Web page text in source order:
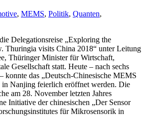
, MEMS, Politik, Quanten,
Delegationsreise „Exploring the
Thuringia visits China 2018“ unter Leitung
Thüringer Minister für Wirtschaft,
Gesellschaft statt. Heute – nach sechs
konnte das „Deutsch-Chinesische MEMS
in Nanjing feierlich eröffnet werden. Die
am 28. November letzten Jahres
Initiative der chinesischen „Der Sensor
für Mikrosensorik in